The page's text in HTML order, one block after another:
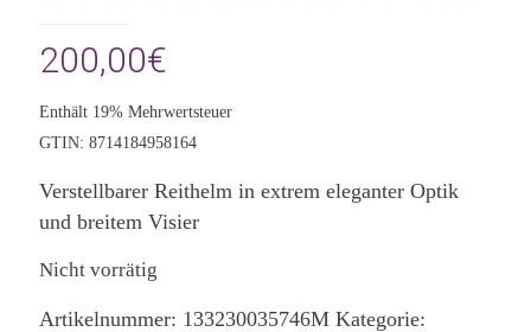
200,00€
Enthält 19% Mehrwertsteuer
GTIN: 8714184958164
Verstellbarer Reithelm in extrem eleganter Optik
und breitem Visier
Nicht vorrätig
Artikelnummer: 133230035746M Kategorie: